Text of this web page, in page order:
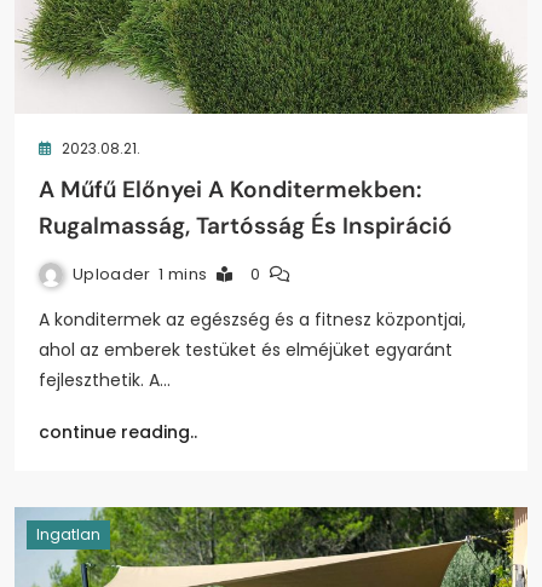
2023.08.21.
A Műfű Előnyei A Konditermekben:
Rugalmasság, Tartósság És Inspiráció
Uploader 1 mins 0
A konditermek az egészség és a fitnesz központjai,
ahol az emberek testüket és elméjüket egyaránt
fejleszthetik. A…
continue reading..
Ingatlan